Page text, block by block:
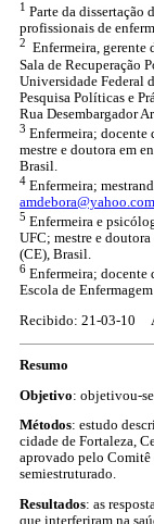
1 Parte da dissertação
profissionais de
2
Enfermeira, gerente
Sala de Recuperação
Universidade Federal
Pesquisa Políticas e
Rua Desembargador
3 Enfermeira; docente
mestre e doutora em
Brasil.
4 Enfermeira;
5 Enfermeira e
UFC; mestre e
(CE), Brasil.
6 Enfermeira; docente
Escola de
Recibido: 21-03-10
Resumo
Objetivo: objetivou-
Métodos: estudo
cidade de Fortaleza,
aprovado pelo Comitê
semiestruturado.
Resultados: as
que interferiram na